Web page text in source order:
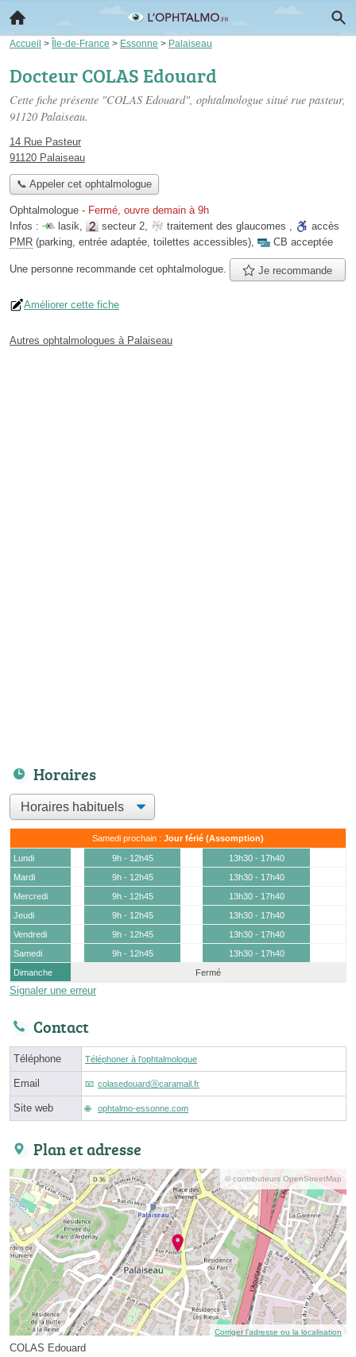
Accueil > Île-de-France > Essonne > Palaiseau
Docteur COLAS Edouard
Cette fiche présente "COLAS Edouard", ophtalmologue situé rue pasteur,
91120 Palaiseau.
14 Rue Pasteur
91120 Palaiseau
📞 Appeler cet ophtalmologue
Ophtalmologue - Fermé, ouvre demain à 9h
Infos :
lasik, secteur 2, traitement des glaucomes ,
accès
PMR (parking, entrée adaptée, toilettes accessibles), CB acceptée
Une personne recommande cet ophtalmologue. Je recommande
Améliorer cette fiche
Autres ophtalmologues à Palaiseau
Horaires
Samedi prochain : Jour férié (Assomption)
Lundi 9h - 12h45
13h30 - 17h40
Mardi
9h - 12h45
13h30 - 17h40
Mercredi
9h - 12h45
13h30 - 17h40
Jeudi
9h - 12h45
13h30 - 17h40
Vendredi
9h - 12h45
13h30 - 17h40
Samedi
9h - 12h45
13h30 - 17h40
Dimanche
Fermé
Signaler une erreur
Contact
Téléphone Téléphoner à l'ophtalmologue
Email colasedouardⓐcaramail.fr
Site web ophtalmo-essonne.com
Plan et adresse
© contributeurs OpenStreetMap
Corriger l’adresse ou la localisation
COLAS Edouard